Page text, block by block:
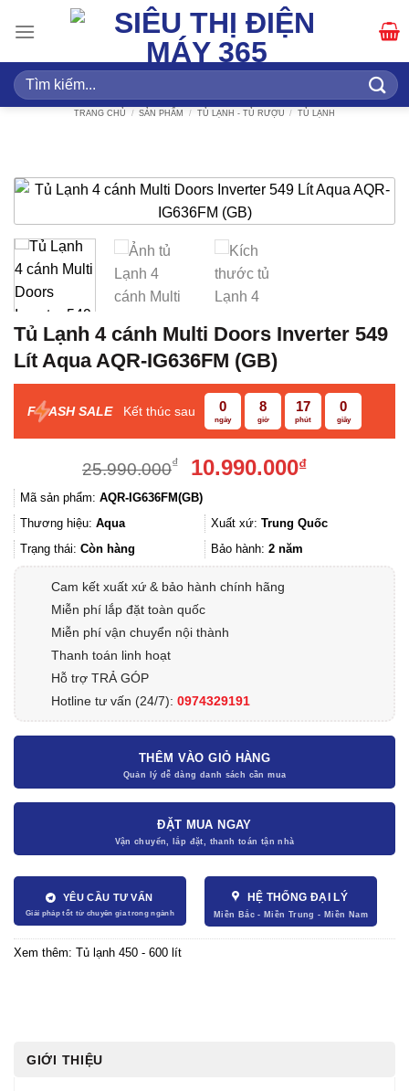
qua
dung
Tìm
kiếm:
TRANG CHỦ / SẢN PHẨM / TỦ LẠNH - TỦ RƯỢU / TỦ LẠNH
Tủ Lạnh 4 cánh Multi Doors Inverter 549
Lít Aqua AQR-IG636FM (GB)
F ASH SALE Kết thúc sau 0
ngày
8
giờ
16
phút
59
giây
25.990.000₫
Giá
là:
25.990.000₫.
10.990.000₫Giá
là:
Mã sản phẩm: AQR-IG636FM(GB)
Thương hiệu: Aqua Xuất xứ: Trung Quốc
Trạng thái: Còn hàng Bảo hành: 2 năm
Cam kết xuất xứ & bảo hành chính hãng
Miễn phí lắp đặt toàn quốc
Miễn phí vận chuyển nội thành
Thanh toán linh hoạt
Hỗ trợ TRẢ GÓP
Hotline tư vấn (24/7): 0974329191
THÊM VÀO GIỎ HÀNG
ĐẶT MUA NGAY
YÊU CẦU TƯ VẤN HỆ THỐNG ĐẠI LÝ
Xem thêm: Tủ lạnh 450 - 600 lít
GIỚI THIỆU